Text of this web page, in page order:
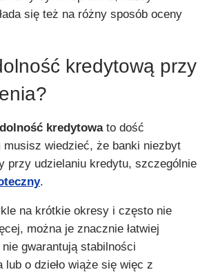
się też na różny sposób oceny
kredytową przy
kredytowato dość
wiedzieć, że banki niezbyt
przy udzielaniu kredytu, szczególnie
.
na krótkie okresy i często nie
można je znacznie łatwiej
gwarantują stabilności
o dzieło wiąże się więc z